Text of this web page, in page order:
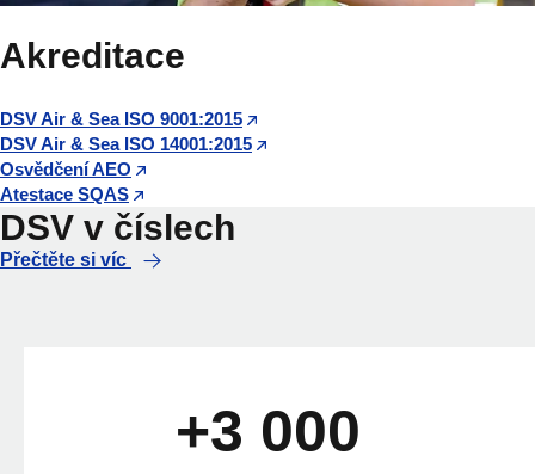
Akreditace
DSV Air & Sea ISO 9001:2015
DSV Air & Sea ISO 14001:2015
Osvědčení AEO
Atestace SQAS
DSV v číslech
Přečtěte si víc
+3 000